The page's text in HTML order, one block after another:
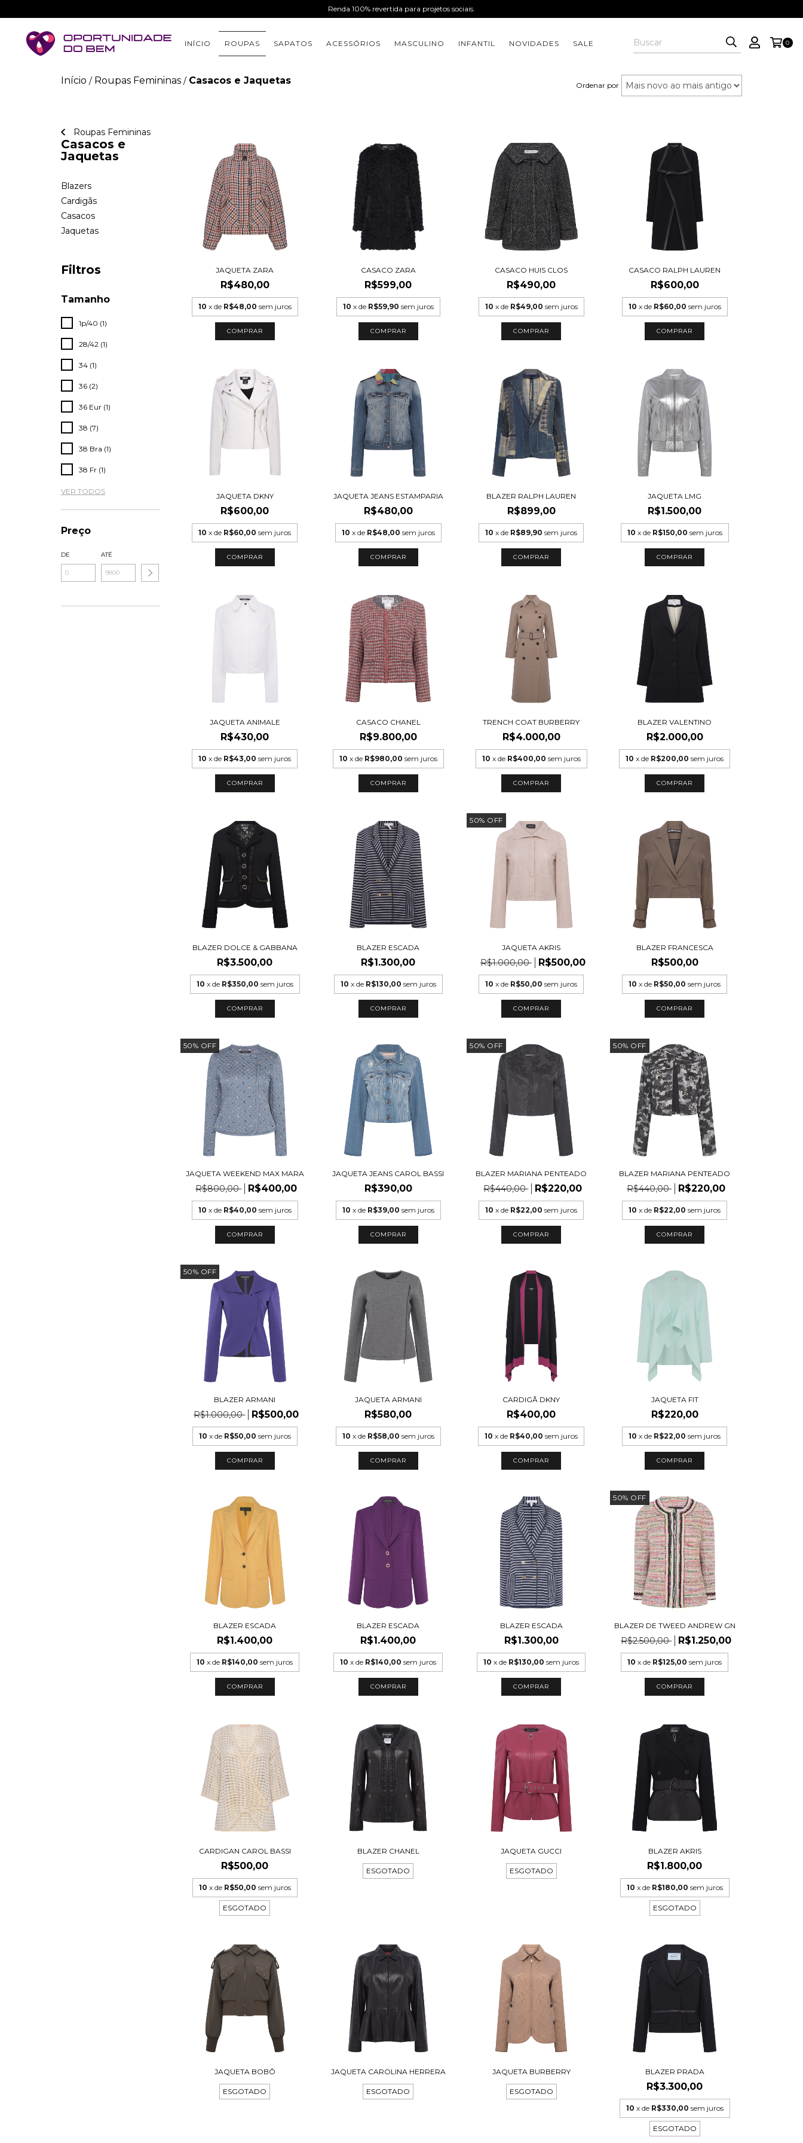
Renda 100% revertida para projetos sociais.
INÍCIO ROUPAS SAPATOS ACESSÓRIOS MASCULINO INFANTIL NOVIDADES SALE 0
Início / Roupas Femininas / Casacos e Jaquetas Ordenar por
Roupas Femininas
Casacos e
Jaquetas
Blazers
Cardigãs
Casacos
Jaquetas
Filtros
Tamanho
1p/40 (1)
28/42 (1)
34 (1)
36 (2)
36 Eur (1)
38 (7)
38 Bra (1)
38 Fr (1)
VER TODOS
Preço
DE ATÉ
JAQUETA ZARA
R$480,00
10 x de R$48,00 sem juros
COMPRAR
CASACO ZARA
R$599,00
10 x de R$59,90 sem juros
COMPRAR
CASACO HUIS CLOS
R$490,00
10 x de R$49,00 sem juros
COMPRAR
CASACO RALPH LAUREN
R$600,00
10 x de R$60,00 sem juros
COMPRAR
JAQUETA DKNY
R$600,00
10 x de R$60,00 sem juros
COMPRAR
JAQUETA JEANS ESTAMPARIA
R$480,00
10 x de R$48,00 sem juros
COMPRAR
BLAZER RALPH LAUREN
R$899,00
10 x de R$89,90 sem juros
COMPRAR
JAQUETA LMG
R$1.500,00
10 x de R$150,00 sem juros
COMPRAR
JAQUETA ANIMALE
R$430,00
10 x de R$43,00 sem juros
COMPRAR
CASACO CHANEL
R$9.800,00
10 x de R$980,00 sem juros
COMPRAR
TRENCH COAT BURBERRY
R$4.000,00
10 x de R$400,00 sem juros
BLAZER VALENTINO
R$2.000,00
10 x de R$200,00 sem juros
COMPRAR
BLAZER DOLCE & GABBANA
R$3.500,00
10 x de R$350,00 sem juros
COMPRAR
BLAZER ESCADA
R$1.300,00
10 x de R$130,00 sem juros
COMPRAR
50% OFF
JAQUETA AKRIS
R$1.000,00 R$500,00
10 x de R$50,00 sem juros
COMPRAR
BLAZER FRANCESCA
R$500,00
10 x de R$50,00 sem juros
COMPRAR
50% OFF
JAQUETA WEEKEND MAX MARA
R$800,00 R$400,00
10 x de R$40,00 sem juros
COMPRAR
JAQUETA JEANS CAROL BASSI
R$390,00
10 x de R$39,00 sem juros
50% OFF
BLAZER MARIANA PENTEADO
R$440,00 R$220,00
10 x de R$22,00 sem juros
COMPRAR
50% OFF
BLAZER MARIANA PENTEADO
R$440,00 R$220,00
10 x de R$22,00 sem juros
50% OFF
BLAZER ARMANI
R$1.000,00 R$500,00
10 x de R$50,00 sem juros
COMPRAR
JAQUETA ARMANI
R$580,00
10 x de R$58,00 sem juros
COMPRAR
CARDIGÃ DKNY
R$400,00
10 x de R$40,00 sem juros
COMPRAR
JAQUETA FIT
R$220,00
10 x de R$22,00 sem juros
COMPRAR
BLAZER ESCADA
R$1.400,00
10 x de R$140,00 sem juros
COMPRAR
BLAZER ESCADA
R$1.400,00
10 x de R$140,00 sem juros
BLAZER ESCADA
R$1.300,00
10 x de R$130,00 sem juros
COMPRAR
50% OFF
BLAZER DE TWEED ANDREW GN
R$2.500,00 R$1.250,00
10 x de R$125,00 sem juros
COMPRAR
CARDIGAN CAROL BASSI
R$500,00
10 x de R$50,00 sem juros
ESGOTADO
BLAZER CHANEL
ESGOTADO
JAQUETA GUCCI
ESGOTADO
BLAZER AKRIS
R$1.800,00
10 x de R$180,00 sem juros
ESGOTADO
JAQUETA BOBÔ
ESGOTADO
JAQUETA CAROLINA HERRERA
ESGOTADO
JAQUETA BURBERRY
ESGOTADO
BLAZER PRADA
R$3.300,00
10 x de R$330,00 sem juros
ESGOTADO